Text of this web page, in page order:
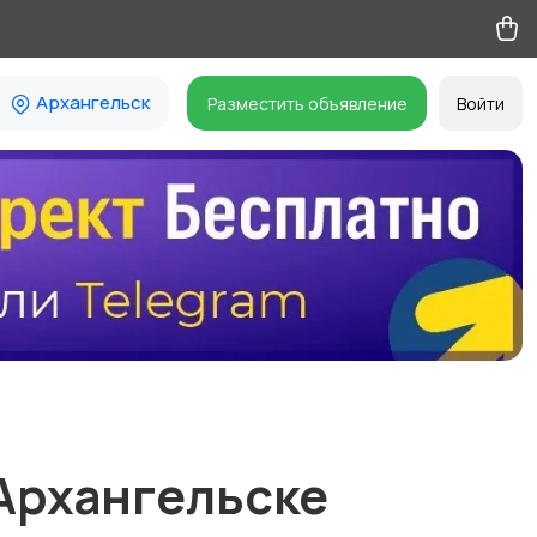
Архангельск Разместить объявление Войти